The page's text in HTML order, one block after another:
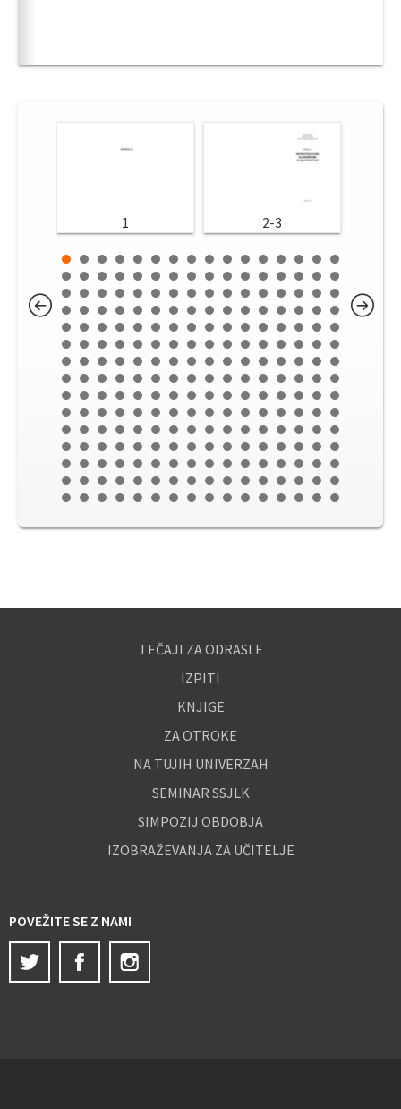
1 2-3
TEČAJI ZA ODRASLE
IZPITI
KNJIGE
ZA OTROKE
NA TUJIH UNIVERZAH
SEMINAR SSJLK
SIMPOZIJ OBDOBJA
IZOBRAŽEVANJA ZA UČITELJE
POVEŽITE SE Z NAMI
Twitter
Facebook